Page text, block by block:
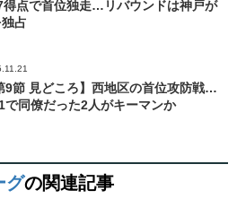
得点で首位独走…リバウンドは神戸が
独占
9節 見どころ】西地区の首位攻防戦…
で同僚だった2人がキーマンか
グの関連記事